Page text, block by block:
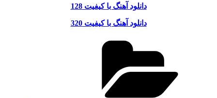
دانلود آهنگ با کیفیت 128
دانلود آهنگ با کیفیت 320